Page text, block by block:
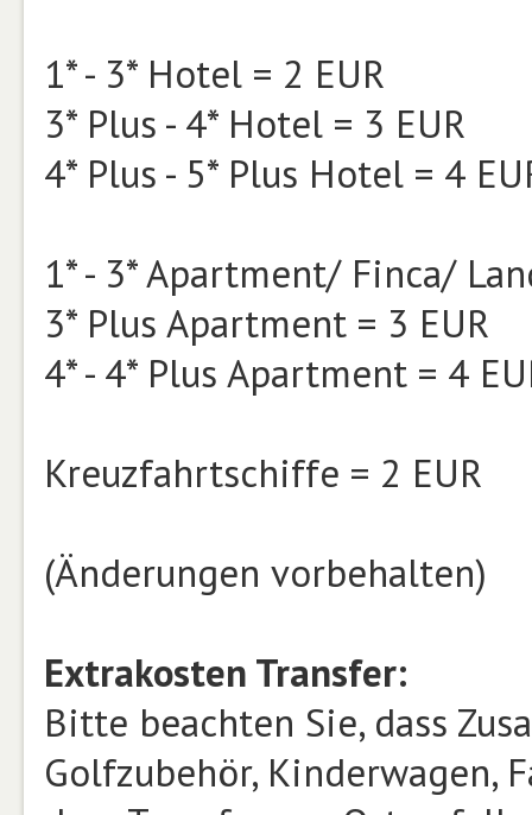
1* - 3* Hotel = 2 EUR
3* Plus - 4* Hotel = 3 EUR
4* Plus - 5* Plus Hotel = 4
1* - 3* Apartment/ Finca/
3* Plus Apartment = 3 EUR
4* - 4* Plus Apartment = 4
Kreuzfahrtschiffe = 2 EUR
(Änderungen vorbehalten)
Extrakosten Transfer:
Bitte beachten Sie, dass
Golfzubehör, Kinderwagen,